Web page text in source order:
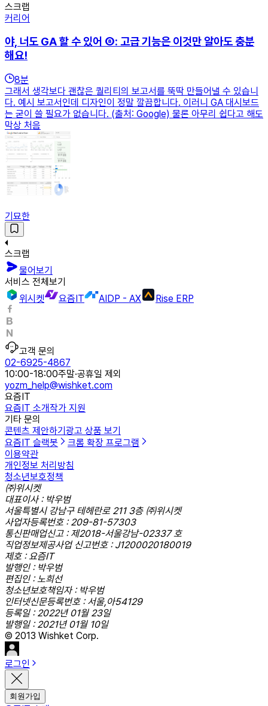
스크랩
커리어
야, 너도 GA 할 수 있어 ⑧: 고급 기능은 이것만 알아도 충분
해요!
8분
그래서 생각보다 괜찮은 퀄리티의 보고서를 뚝딱 만들어낼 수 있습니
다. 예시 보고서인데 디자인이 정말 깔끔합니다. 이러니 GA 대시보드
는 굳이 쓸 필요가 없습니다. (출처: Google) 물론 아무리 쉽다고 해도
막상 처음
기묘한
스크랩
물어보기
서비스 전체보기
위시켓
요즘IT AIDP - AX Rise ERP
고객 문의
02-6925-4867
10:00-18:00주말·공휴일 제외
yozm_help@wishket.com
요즘IT
요즘IT 소개작가 지원
기타 문의
콘텐츠 제안하기 광고 상품 보기
요즘IT 슬랙봇
크롬 확장 프로그램
이용약관
개인정보 처리방침
청소년보호정책
㈜위시켓
대표이사 : 박우범
서울특별시 강남구 테헤란로 211 3층 ㈜위시켓
사업자등록번호 : 209-81-57303
통신판매업신고 : 제2018-서울강남-02337 호
직업정보제공사업 신고번호 : J1200020180019
제호 : 요즘IT
발행인 : 박우범
편집인 : 노희선
청소년보호책임자 : 박우범
인터넷신문등록번호 : 서울,아54129
등록일 : 2022년 01월 23일
발행일 : 2021년 01월 10일
© 2013 Wishket Corp.
로그인
회원가입